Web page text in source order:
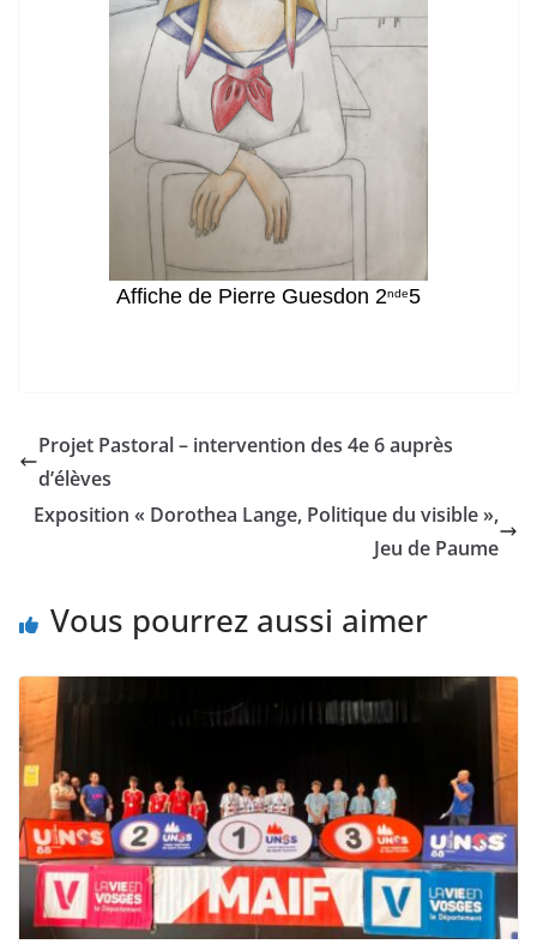
Affiche de Pierre Guesdon 2nde5
Projet Pastoral – intervention des 4e 6 auprès
d’élèves
Exposition « Dorothea Lange, Politique du visible »,
Jeu de Paume
Vous pourrez aussi aimer